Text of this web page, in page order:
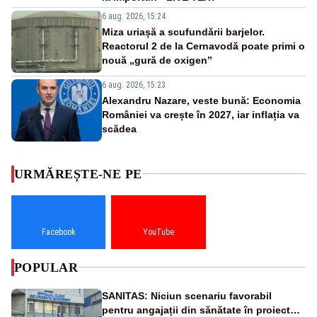
6 aug. 2026, 15:24
Miza uriașă a scufundării barjelor.
Reactorul 2 de la Cernavodă poate primi o
nouă „gură de oxigen”
6 aug. 2026, 15:23
Alexandru Nazare, veste bună: Economia
României va crește în 2027, iar inflația va
scădea
URMĂREȘTE-NE PE
Facebook YouTube
POPULAR
SANITAS: Niciun scenariu favorabil
pentru angajații din sănătate în proiectul